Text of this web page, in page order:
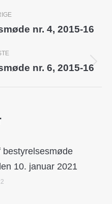
nr. 4, 2015-16
nr. 6, 2015-16
bestyrelsesmøde
10. januar 2021